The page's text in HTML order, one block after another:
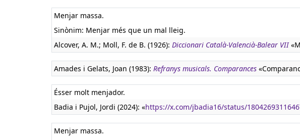
Menjar massa.
Sinònim: Menjar més que un mal lleig.
Alcover, A. M.; Moll, F. de B. (1926): Diccionari Català-Valencià-Balear VII
Amades i Gelats, Joan (1983): Refranys musicals. Comparances
Ésser molt menjador.
Badia i Pujol, Jordi (2024): «https://x.com/jbadia16/status/
Menjar massa.